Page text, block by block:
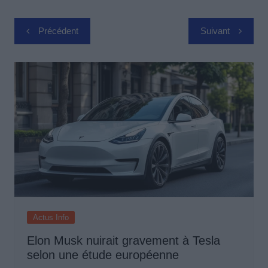
Navigation
de
l’article
Précédent Suivant
Actus Info
Elon Musk nuirait gravement à Tesla
selon une étude européenne